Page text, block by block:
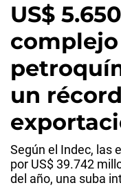
US$
un
Según el Indec, las
por US$ 39.742
del año, una suba